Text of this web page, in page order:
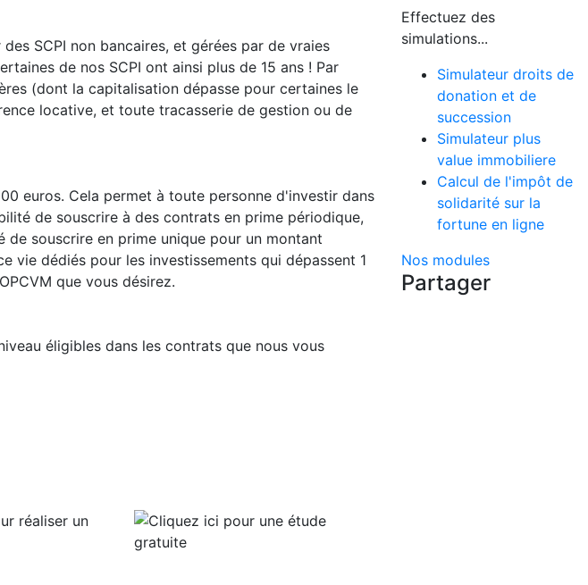
SCPI non bancaires, et gérées par de vraies
de nos SCPI ont ainsi plus de 15 ans ! Par
(dont la capitalisation dépasse pour certaines le
locative, et toute tracasserie de gestion ou de
euros. Cela permet à toute personne d'investir dans
de souscrire à des contrats en prime périodique,
souscrire en prime unique pour un montant
vie dédiés pour les investissements qui dépassent 1
que vous désirez.
éligibles dans les contrats que nous vous
réaliser un
Effectuez des
simulations...
Simulateur droits de
donation et de
succession
Simulateur plus
value immobiliere
Calcul de l'impôt de
solidarité sur la
fortune en ligne
Nos modules
Partager